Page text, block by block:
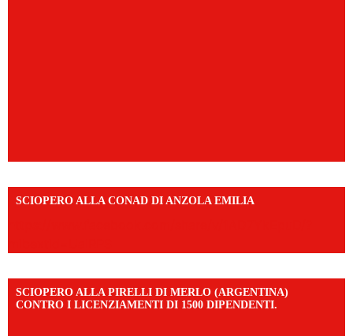
SCIOPERO ALLA CONAD DI ANZOLA EMILIA
SCIOPERO ALLA PIRELLI DI MERLO (ARGENTINA)
CONTRO I LICENZIAMENTI DI 1500 DIPENDENTI.